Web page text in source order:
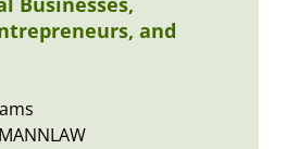
and